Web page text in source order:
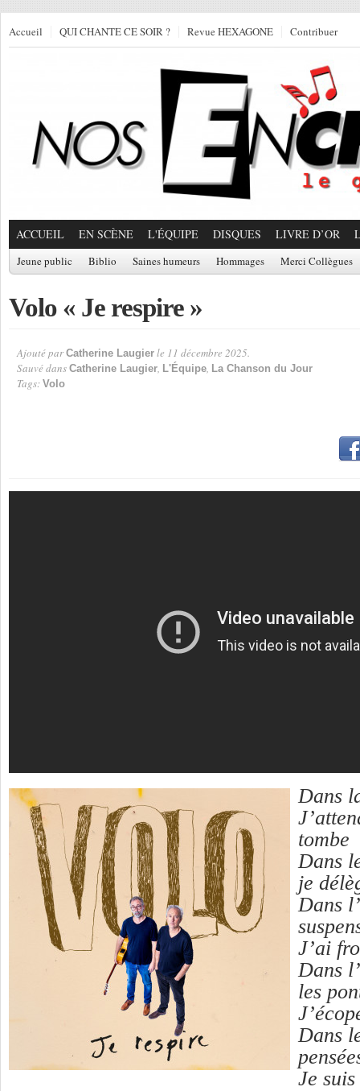
Accueil QUI CHANTE CE SOIR ? Revue HEXAGONE Contribuer
ACCUEIL EN SCÈNE L'ÉQUIPE DISQUES LIVRE D’OR
Jeune public Biblio Saines humeurs Hommages Merci Collègues
Volo « Je respire »
Ajouté par Catherine Laugier le 11 décembre 2025.
Sauvé dans Catherine Laugier, L'Équipe, La Chanson du Jour
Tags: Volo
Dans
tombe
Dans
je
Dans
J’ai
Dans
les
Dans
Je